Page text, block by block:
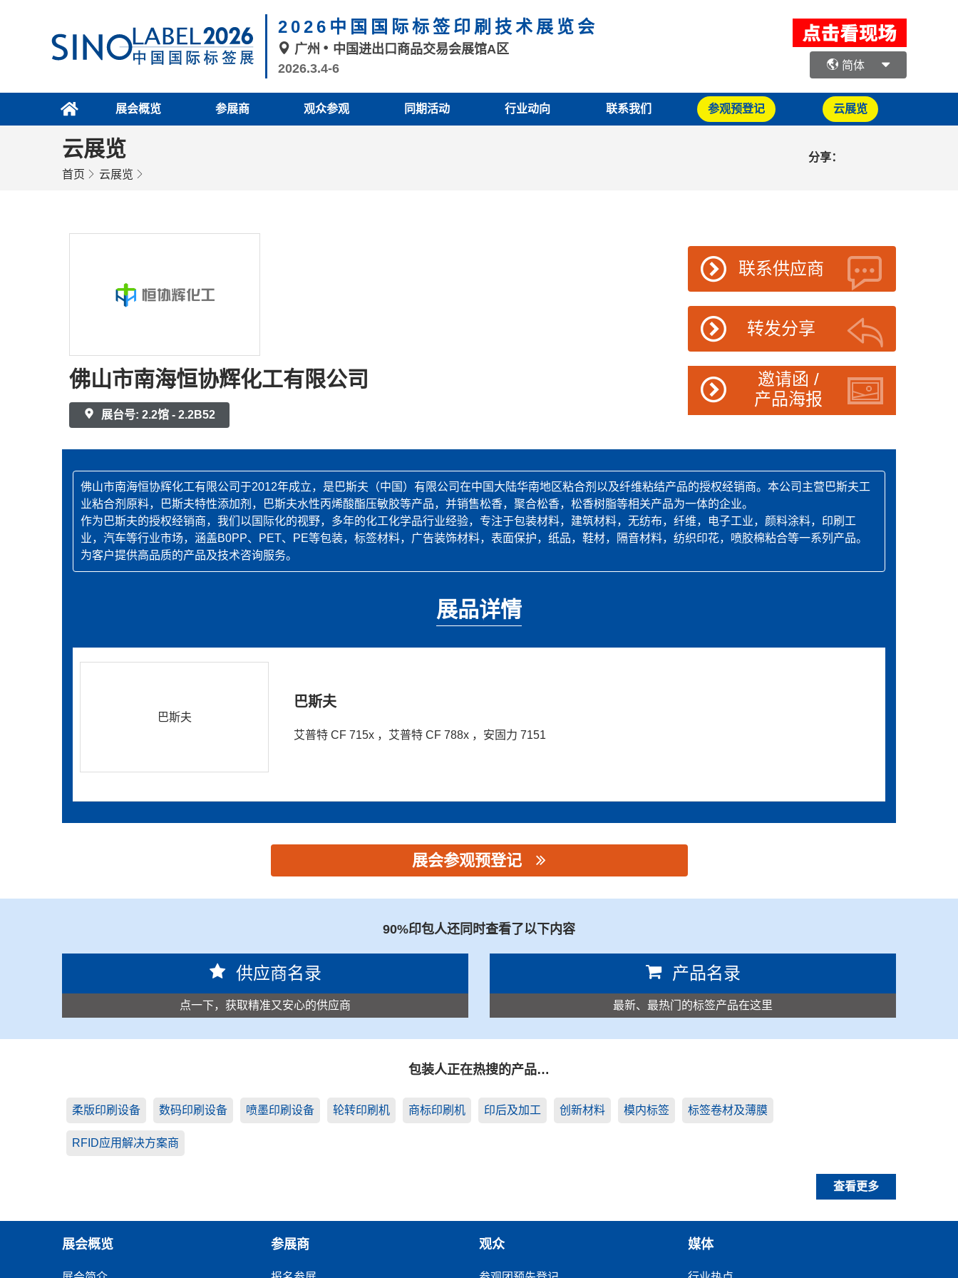
2026中国国际标签印刷技术展览会
广州
中国进出口商品交易会展馆A区
2026.3.4-6
简体
展会概览 参展商 观众参观 同期活动 行业动向 联系我们 参观预登记 云展览
云展览
首页 云展览
分享：
佛山市南海恒协辉化工有限公司
展台号: 2.2馆 - 2.2B52
联系供应商
转发分享
邀请函 /
产品海报
佛山市南海恒协辉化工有限公司于2012年成立，是巴斯夫（中国）有限公司在中国大陆华南地区粘合剂以及纤维粘结产品的授权经销商。本公司主营巴斯夫工
业粘合剂原料，巴斯夫特性添加剂，巴斯夫水性丙烯酸酯压敏胶等产品，并销售松香，聚合松香，松香树脂等相关产品为一体的企业。
作为巴斯夫的授权经销商，我们以国际化的视野，多年的化工化学品行业经验，专注于包装材料，建筑材料，无纺布，纤维，电子工业，颜料涂料，印刷工
业，汽车等行业市场，涵盖B0PP、PET、PE等包装，标签材料，广告装饰材料，表面保护，纸品，鞋材，隔音材料，纺织印花，喷胶棉粘合等一系列产品。
为客户提供高品质的产品及技术咨询服务。
展品详情
巴斯夫
巴斯夫
艾普特 CF 715x ，艾普特 CF 788x ，安固力 7151
展会参观预登记
90%印包人还同时查看了以下内容
供应商名录
点一下，获取精准又安心的供应商
产品名录
最新、最热门的标签产品在这里
包装人正在热搜的产品…
柔版印刷设备 数码印刷设备 喷墨印刷设备 轮转印刷机 商标印刷机 印后及加工 创新材料 模内标签 标签卷材及薄膜
RFID应用解决方案商
查看更多
展会概览 参展商 观众 媒体